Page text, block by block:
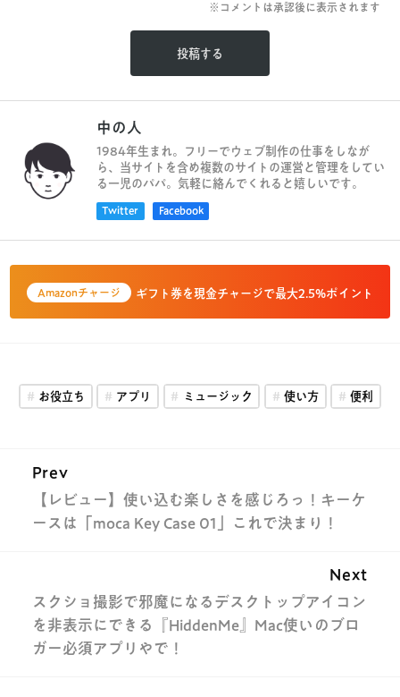
※コメントは承認後に表示されます
中の人
1984年生まれ。フリーでウェブ制作の仕事をしなが
ら、当サイトを含め複数のサイトの運営と管理をしてい
る一児のパパ。気軽に絡んでくれると嬉しいです。
Twitter Facebook
Amazonチャージ ギフト券を現金チャージで最大2.5%ポイント
お役立ち アプリ ミュージック 使い方 便利
Prev
【レビュー】使い込む楽しさを感じろっ！キーケ
ースは「moca Key Case 01」これで決まり！
Next
スクショ撮影で邪魔になるデスクトップアイコン
を非表示にできる『HiddenMe』Mac使いのブロ
ガー必須アプリやで！